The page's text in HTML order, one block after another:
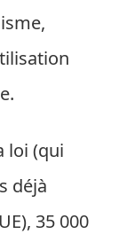
loi (qui
déjà
35 000